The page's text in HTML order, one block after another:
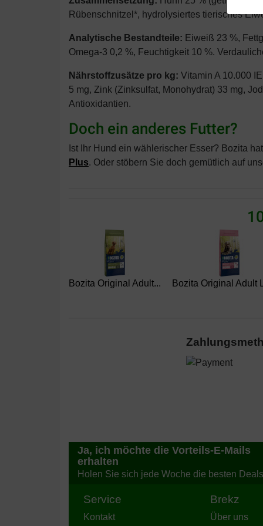
Rübenschnitzel*, hydrolysiertes tierisches
Analytische Bestandteile: Eiweiß 23 %,
Omega-3 0,2 %, Feuchtigkeit 10 %.
Nährstoffzusätze pro kg: Vitamin A 10.000
5 mg, Zink (Zinksulfat, Monohydrat) 33 mg,
Antioxidantien.
Doch ein anderes Futter?
Ist Ihr Hund ein wählerischer Esser? Bozita
Plus. Oder stöbern Sie doch gemütlich auf
Bozita Original Adult... Bozita Original Adult
Ja, ich möchte die Vorteils-E-Mails
erhalten
Holen Sie sich jede Woche die besten Deals
Service
Kontakt
Brekz
Über uns